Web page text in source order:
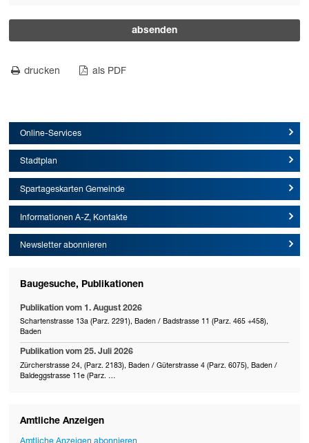
absenden
drucken als PDF
Online-Services
Stadtplan
Spartageskarten Gemeinde
Informationen A-Z, Kontakte
Newsletter abonnieren
Baugesuche, Publikationen
Publikation vom 1. August 2026
Schartenstrasse 13a (Parz. 2291), Baden / Badstrasse 11 (Parz. 465 +458),
Baden
Publikation vom 25. Juli 2026
Zürcherstrasse 24, (Parz. 2183), Baden / Güterstrasse 4 (Parz. 6075), Baden /
Baldeggstrasse 11e (Parz. …
Amtliche Anzeigen